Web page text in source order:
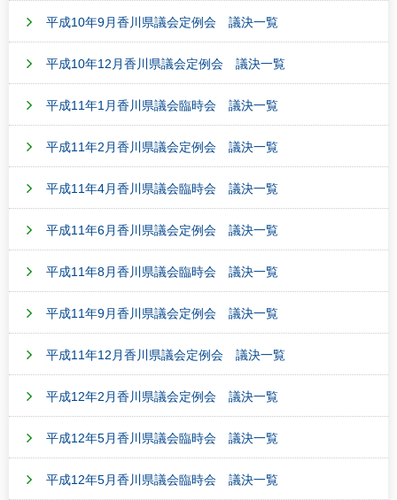
平成10年9月香川県議会定例会 議決一覧
平成10年12月香川県議会定例会 議決一覧
平成11年1月香川県議会臨時会 議決一覧
平成11年2月香川県議会定例会 議決一覧
平成11年4月香川県議会臨時会 議決一覧
平成11年6月香川県議会定例会 議決一覧
平成11年8月香川県議会臨時会 議決一覧
平成11年9月香川県議会定例会 議決一覧
平成11年12月香川県議会定例会 議決一覧
平成12年2月香川県議会定例会 議決一覧
平成12年5月香川県議会臨時会 議決一覧
平成12年5月香川県議会臨時会 議決一覧